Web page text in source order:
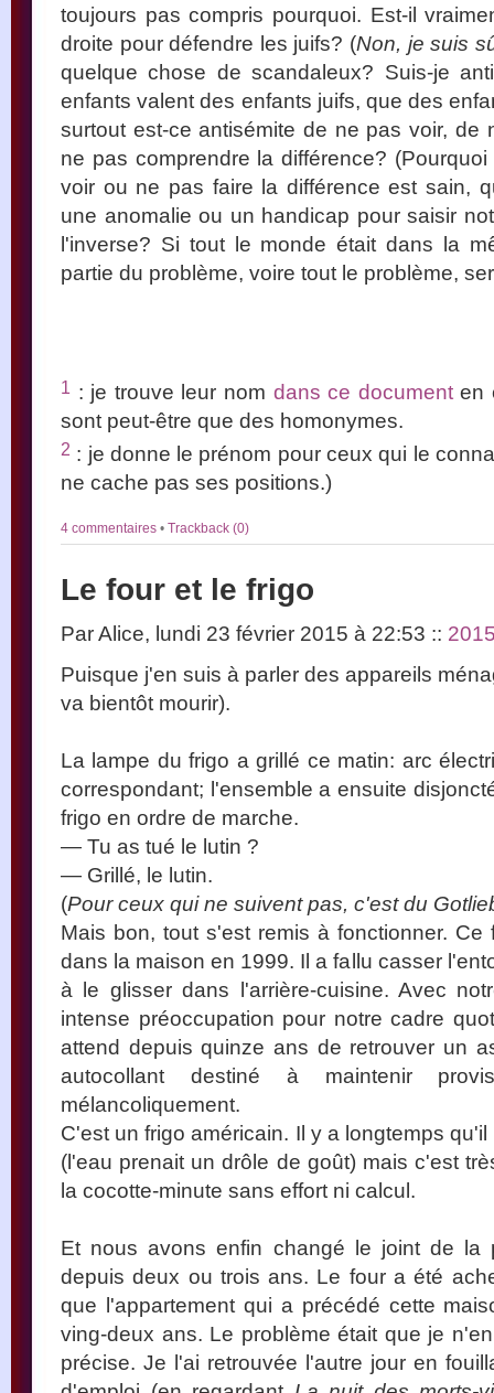
toujours pas compris pourquoi. Est-il
droite pour défendre les juifs? (Non, je suis
quelque chose de scandaleux? Suis-je
enfants valent des enfants juifs, que des
surtout est-ce antisémite de ne pas voir, de
ne pas comprendre la différence?
voir ou ne pas faire la différence est sain,
une anomalie ou un handicap pour saisir
l'inverse? Si tout le monde était dans la
partie du problème, voire tout le problème,
1 : je trouve leur nom dans ce documenten
sont peut-être que des homonymes.
2 : je donne le prénom pour ceux qui le
ne cache pas ses positions.)
4 commentaires • Trackback (0)
Le four et le frigo
Par Alice, lundi 23 février 2015 à 22:53 ::
Puisque j'en suis à parler des appareils
va bientôt mourir).
La lampe du frigo a grillé ce matin: arc
correspondant; l'ensemble a ensuite
frigo en ordre de marche.
— Tu as tué le lutin ?
— Grillé, le lutin.
(Pour ceux qui ne suivent pas, c'est du
Mais bon, tout s'est remis à fonctionner.
dans la maison en 1999. Il a fallu casser
à le glisser dans l'arrière-cuisine. Avec
intense préoccupation pour notre cadre
attend depuis quinze ans de retrouver un
autocollant destiné à maintenir
mélancoliquement.
C'est un frigo américain. Il y a longtemps
(l'eau prenait un drôle de goût) mais c'est
la cocotte-minute sans effort ni calcul.
Et nous avons enfin changé le joint de la
depuis deux ou trois ans. Le four a été
que l'appartement qui a précédé cette
ving-deux ans. Le problème était que je
précise. Je l'ai retrouvée l'autre jour en